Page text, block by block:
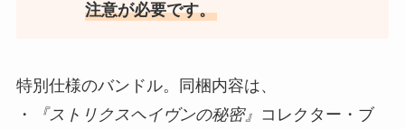
注意が必要です。
特別仕様のバンドル。同梱内容は、
・
『ストリクスヘイヴンの秘密』 コレクター・ブ